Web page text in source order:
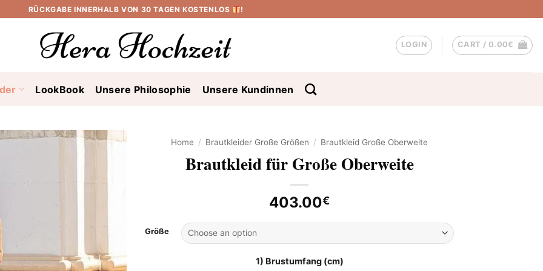
RÜCKGABE INNERHALB VON 30 TAGEN KOSTENLOS !
LOGIN CART / 0.00€
LookBook Unsere Philosophie Unsere Kundinnen
Home / Brautkleider Große Größen / Brautkleid Große Oberweite
Brautkleid für Große Oberweite
403.00€
Größe
1) Brustumfang (cm)